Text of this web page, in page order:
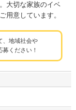
大切な家族のイベ
用意しています。
、地域社会や
ください！